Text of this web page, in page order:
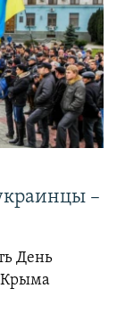
–
День
Крыма